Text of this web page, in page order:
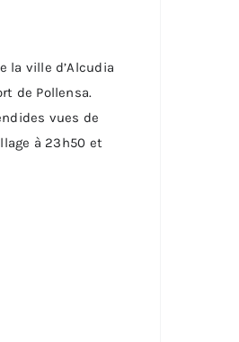
la ville d’Alcudia
de Pollensa.
vues de
à 23h50 et